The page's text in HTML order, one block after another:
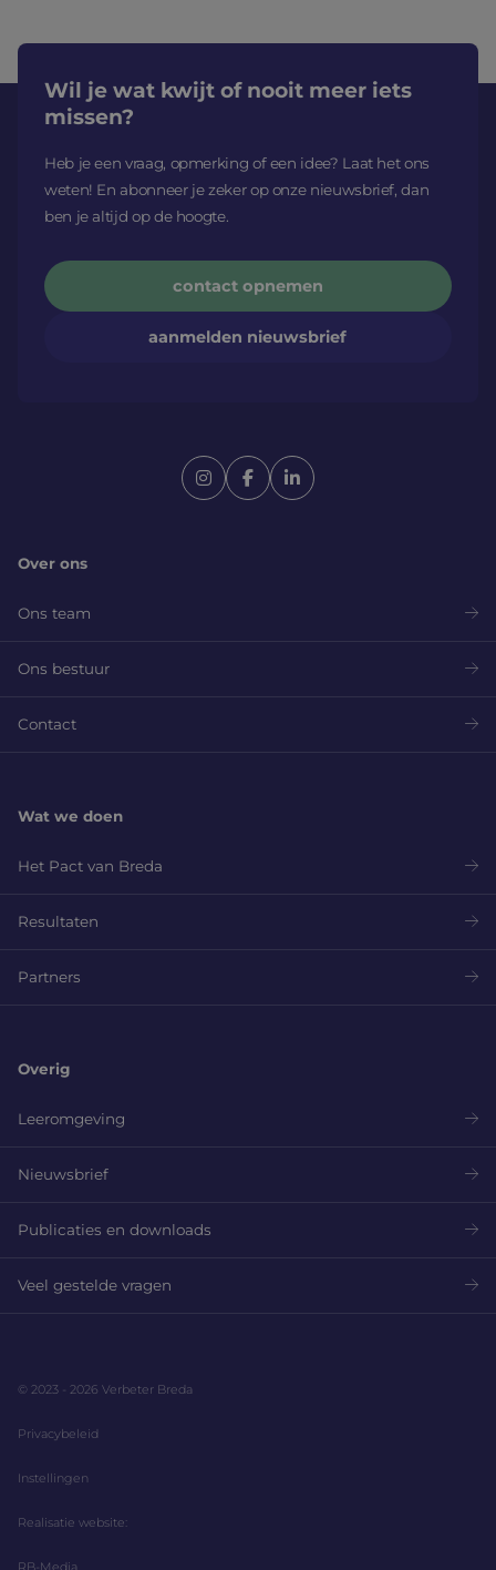
Wil je wat kwijt of nooit meer iets
missen?
Heb je een vraag, opmerking of een idee? Laat het ons
weten! En abonneer je zeker op onze nieuwsbrief, dan
ben je altijd op de hoogte.
contact opnemen
aanmelden nieuwsbrief
Over ons
Ons team
Ons bestuur
Contact
Wat we doen
Het Pact van Breda
Resultaten
Partners
Overig
Leeromgeving
Nieuwsbrief
Publicaties en downloads
Veel gestelde vragen
© 2023 - 2026 Verbeter Breda
Privacybeleid
Instellingen
Realisatie website:
RB-Media